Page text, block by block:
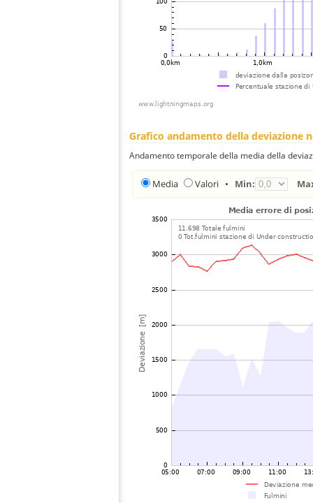
Grafico andamento della deviazione
Andamento temporale della media della
Media Valori • Min: